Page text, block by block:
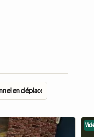
en déplacement